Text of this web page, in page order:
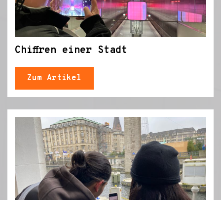
Chiffren einer Stadt
Zum Artikel